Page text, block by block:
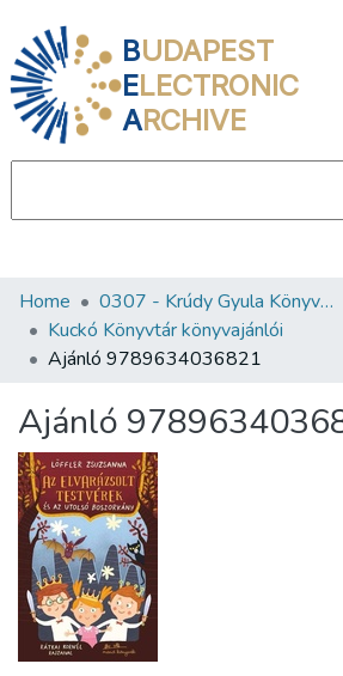
BUDAPEST
ELECTRONIC
ARCHIVE
Communities & Collections
All of DSpace
About us
Home
0307 - Krúdy Gyula Könyvtár
Kuckó Könyvtár könyvajánlói
Ajánló 9789634036821
Ajánló